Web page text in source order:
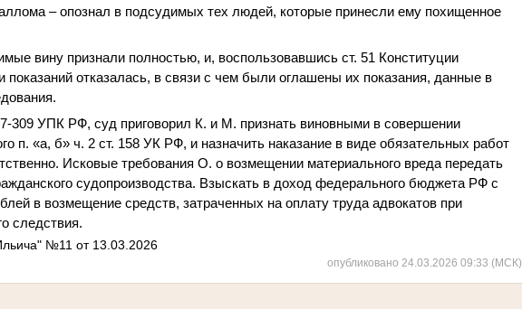
– опознал в подсудимых тех людей, которые принесли ему похищенное
вину признали полностью, и, воспользовавшись ст. 51 Конституции
показаний отказалась, в связи с чем были оглашены их показания, данные в
309 УПК РФ, суд приговорил К. и М. признать виновными в совершении
п. «а, б» ч. 2 ст. 158 УК РФ, и назначить наказание в виде обязательных работ
Исковые требования О. о возмещении материального вреда передать
судопроизводства. Взыскать в доход федерального бюджета РФ с
в возмещение средств, затраченных на оплатутруда адвокатов при
следствия.
№11 от 13.03.2026
опубликовано 24.03.2026 09:33 (МСК)